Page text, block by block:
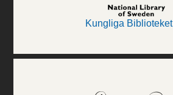
Kungliga Biblioteket